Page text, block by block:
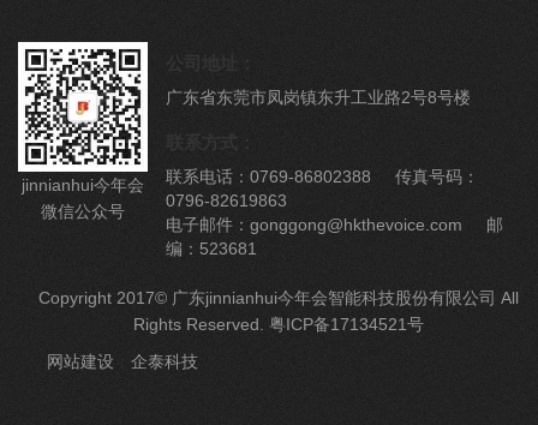
jinnianhui今年会
微信公众号
公司地址：
广东省东莞市凤岗镇东升工业路2号8号楼
联系电话：0769-86802388 传真号码：
0796-82619863
电子邮件：gonggong@hkthevoice.com 邮
编：523681
Copyright 2017© 广东jinnianhui今年会智能科技股份有限公司 All
Rights Reserved. 粤ICP备17134521号
网站建设
企泰科技